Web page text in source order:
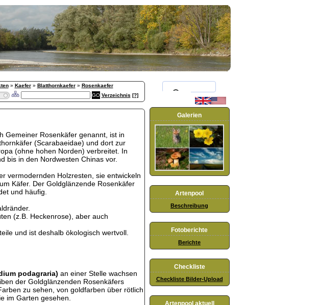
» Kaefer» Blatthornkaefer» Rosenkaefer
Verzeichnis [?]
Gemeiner Rosenkäfer genannt, ist in
(Scarabaeidae) und dort zur
(ohne hohen Norden) verbreitet. In
bis in den Nordwesten Chinas vor.
vermodernden Holzresten, sie entwickeln
Käfer. Der Goldglänzende Rosenkäfer
und häufig.
(z.B. Heckenrose), aber auch
und ist deshalb ökologisch wertvoll.
podagraria) an einer Stelle wachsen
der Goldglänzenden Rosenkäfers
zu sehen, von goldfarben über rötlich
im Garten gesehen.
Galerien
Artenpool
Beschreibung
Fotoberichte
Berichte
Checkliste
Checkliste Bilder-Upload